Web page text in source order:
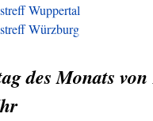
Wuppertal
Würzburg
des Monats